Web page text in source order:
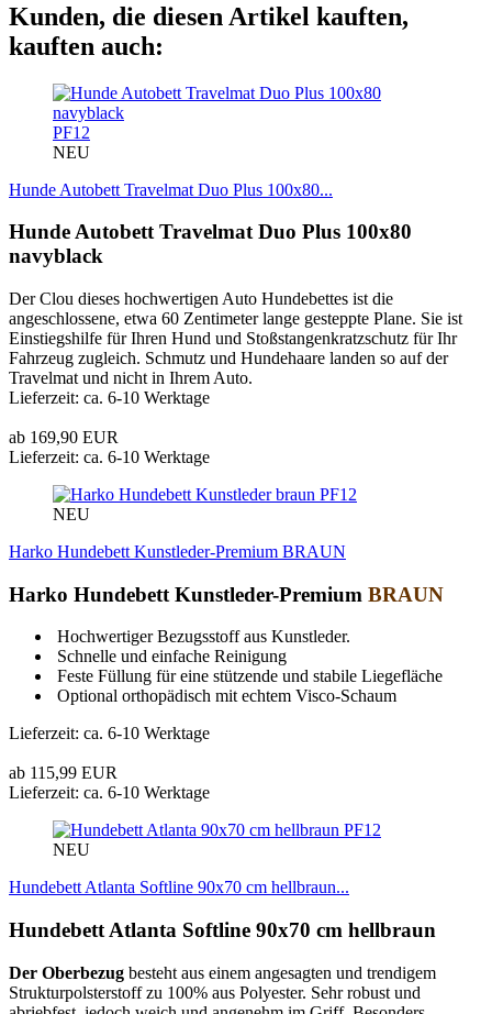
Kunden, die diesen Artikel kauften,
kauften auch:
PF12
NEU
Hunde Autobett Travelmat Duo Plus 100x80...
Hunde Autobett Travelmat Duo Plus 100x80
navyblack
Der Clou dieses hochwertigen Auto Hundebettes ist die
angeschlossene, etwa 60 Zentimeter lange gesteppte Plane. Sie ist
Einstiegshilfe für Ihren Hund und Stoßstangenkratzschutz für Ihr
Fahrzeug zugleich. Schmutz und Hundehaare landen so auf der
Travelmat und nicht in Ihrem Auto.
Lieferzeit: ca. 6-10 Werktage
ab 169,90 EUR
Lieferzeit: ca. 6-10 Werktage
PF12
NEU
Harko Hundebett Kunstleder-Premium BRAUN
Harko Hundebett Kunstleder-Premium BRAUN
Hochwertiger Bezugsstoff aus Kunstleder.
Schnelle und einfache Reinigung
Feste Füllung für eine stützende und stabile Liegefläche
Optional orthopädisch mit echtem Visco-Schaum
Lieferzeit: ca. 6-10 Werktage
ab 115,99 EUR
Lieferzeit: ca. 6-10 Werktage
PF12
NEU
Hundebett Atlanta Softline 90x70 cm hellbraun...
Hundebett Atlanta Softline 90x70 cm hellbraun
Der Oberbezug besteht aus einem angesagten und trendigem
Strukturpolsterstoff zu 100% aus Polyester. Sehr robust und